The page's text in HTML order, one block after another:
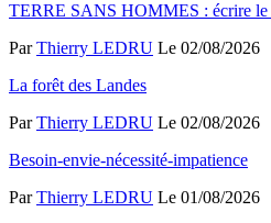
TERRE SANS HOMMES : écrire le
ParThierry LEDRU Le 02/08/2026
La forêt des Landes
ParThierry LEDRU Le 02/08/2026
Besoin-envie-nécessité-impatience
ParThierry LEDRU Le 01/08/2026